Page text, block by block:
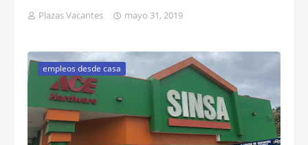
Plazas Vacantes mayo 31, 2019
empleos desde casa